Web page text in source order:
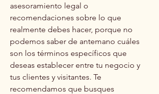
asesoramiento legal o
recomendaciones sobre lo que
realmente debes hacer, porque no
podemos saber de antemano cuáles
son los términos específicos que
deseas establecer entre tu negocio y
tus clientes y visitantes. Te
recomendamos que busques